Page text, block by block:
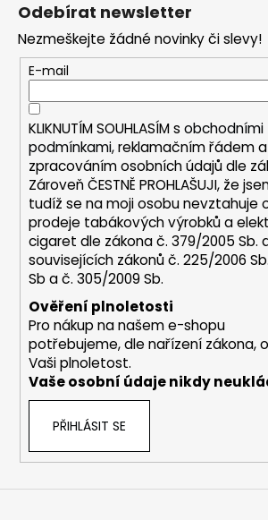
í
t
?
HLEDAT
D
o
p
u
u
Odebírat newsletter
Nezmeškejte žádné novinky či slevy!
E-mail
KLIKNUTÍM SOUHLASÍM s obchodními
podmínkami,reklamačním řádem
zpracováním osobních údajů dle
Zároveň ČESTNĚ PROHLAŠUJI, že
tudíž se na moji osobu nevztahuje
prodeje tabákových výrobků a
cigaret dle zákona č. 379/2005 Sb.
souvisejících zákonů č. 225/2006
Sb a č. 305/2009 Sb.
Ověření plnoletosti
Pro nákup na našem e-shopu
potřebujeme, dle nařízení zákona,
Vaši plnoletost.
Vaše osobní údaje nikdy
PŘIHLÁSIT SE